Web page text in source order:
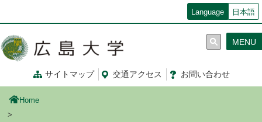
コ
ン
移
Language 日本語
サイトマップ 交通アクセス お問い合わせ
MENU
Home